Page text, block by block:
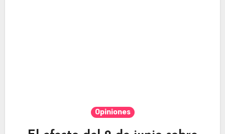
Opiniones